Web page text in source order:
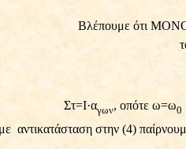
Βλέπουμε ότι ΜΟΝΟ
Στ=Ι·αγων, οπότε ω=ω0
αντικατάσταση στην (4)